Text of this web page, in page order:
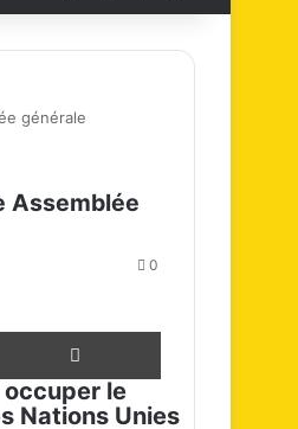
générale
Assemblée
0
par email Imprimer
occuper le
Nations Unies